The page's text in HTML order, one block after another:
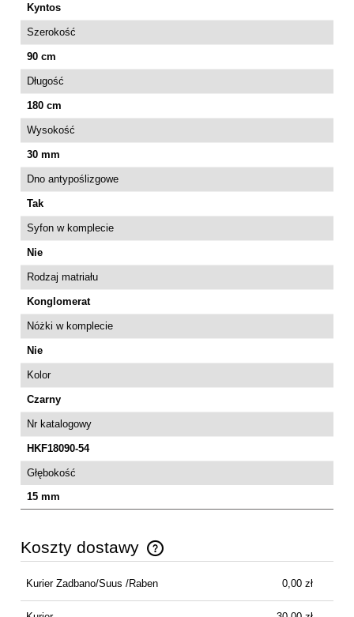
Kyntos
Szerokość
90 cm
Długość
180 cm
Wysokość
30 mm
Dno antypoślizgowe
Tak
Syfon w komplecie
Nie
Rodzaj matriału
Konglomerat
Nóżki w komplecie
Nie
Kolor
Czarny
Nr katalogowy
HKF18090-54
Głębokość
15 mm
Koszty dostawy
Cena nie zawiera ewentualnych kosztów płatności
Kurier Zadbano/Suus /Raben 0,00 zł